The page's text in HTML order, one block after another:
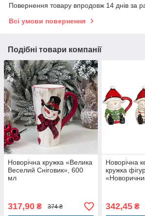
Повернення товару впродовж 14 днів за
Всі умови повернення
Подібні товари компанії
Новорічна кружка «Велика
Веселий Сніговик», 600
мл
317,90 ₴ 374 ₴
Новорічна
кружка
342,45₴